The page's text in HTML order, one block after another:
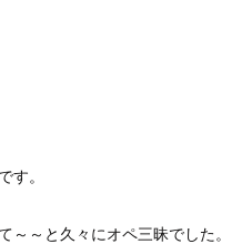
す。
～と久々にオペ三昧でした。